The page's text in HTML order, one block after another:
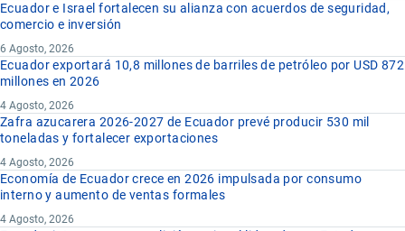
Ecuador e Israel fortalecen su alianza con acuerdos de seguridad,
comercio e inversión
6 Agosto, 2026
Ecuador exportará 10,8 millones de barriles de petróleo por USD 872
millones en 2026
4 Agosto, 2026
Zafra azucarera 2026-2027 de Ecuador prevé producir 530 mil
toneladas y fortalecer exportaciones
4 Agosto, 2026
Economía de Ecuador crece en 2026 impulsada por consumo
interno y aumento de ventas formales
4 Agosto, 2026